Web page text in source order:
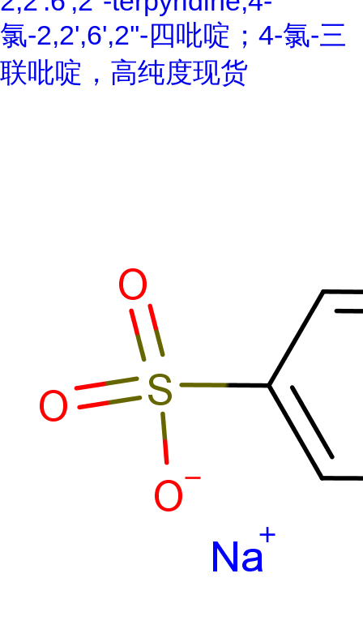
氯-2,2',6',2''-四吡啶；4-氯-三
联吡啶，高纯度现货